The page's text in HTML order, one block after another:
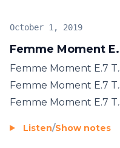
Femme Moment
October 1, 2019
Femme Moment E.7
Femme Moment E.7
Femme Moment E.7
Listen/Show notes